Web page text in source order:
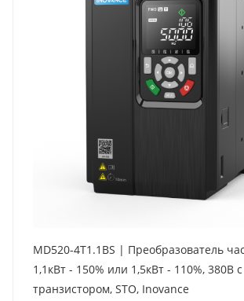
MD520-4T1.1BS | Преобразователь
1,1кВт - 150% или 1,5кВт - 110%, 380В
транзистором, STO, Inovance